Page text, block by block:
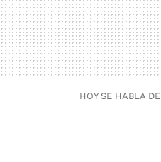
HOY SE HABLA DE